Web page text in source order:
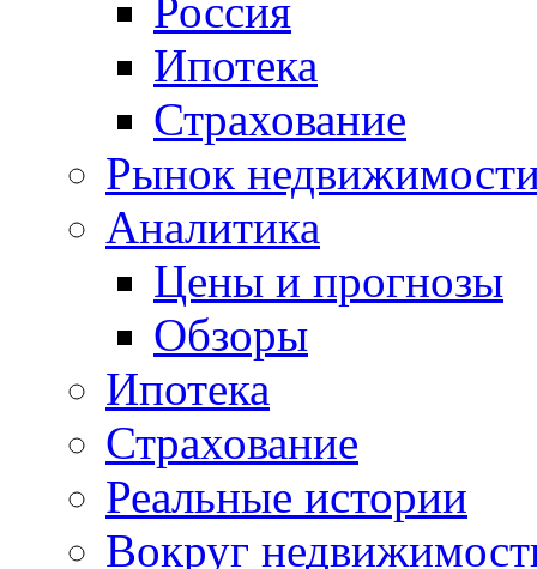
Россия
Ипотека
Страхование
Рынок
Аналитика
Цены и прогнозы
Обзоры
Ипотека
Страхование
Реальные истории
Вокруг